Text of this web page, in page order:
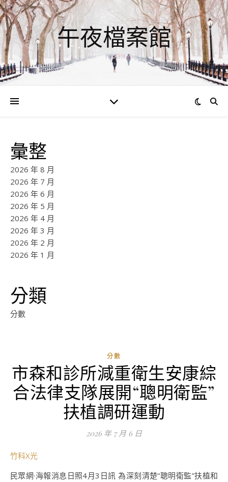
午夜檔案館
彙整
2026 年 8 月
2026 年 7 月
2026 年 6 月
2026 年 5 月
2026 年 4 月
2026 年 3 月
2026 年 2 月
2026 年 1 月
分類
分數
分數
市森和診所減重衛生安康綜
合法律支隊展開“聰明衛監”
扶植調研運動
2026 年 7 月 6 日
竹科X光
民眾網·海報消息日照4月3日訊 為深刻清楚“聰明衛監”扶植和